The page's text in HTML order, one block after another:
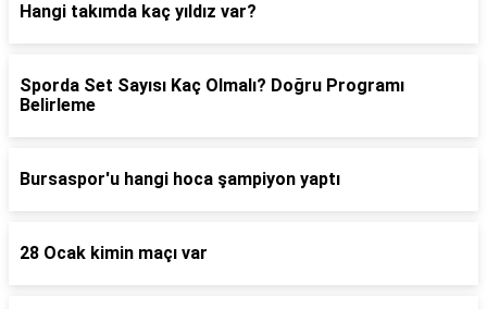
Hangi takımda kaç yıldız var?
Sporda Set Sayısı Kaç Olmalı? Doğru Programı
Belirleme
Bursaspor'u hangi hoca şampiyon yaptı
28 Ocak kimin maçı var